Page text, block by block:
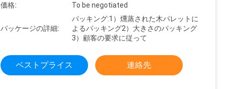
価格:
To be negotiated
パッケージの詳細:
パッキング:1）燻蒸された木パレットに
よるパッキング2）大きさのパッキング
3）顧客の要求に従って
ベストプライス 連絡先